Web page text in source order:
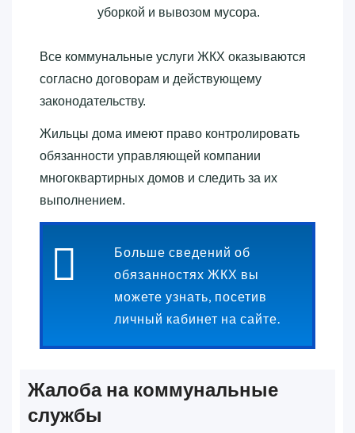
уборкой и вывозом мусора.
Все коммунальные услуги ЖКХ оказываются
согласно договорам и действующему
законодательству.
Жильцы дома имеют право контролировать
обязанности управляющей компании
многоквартирных домов и следить за их
выполнением.
Больше сведений об
обязанностях ЖКХ вы
можете узнать, посетив
личный кабинет на сайте.
Жалоба на коммунальные
службы